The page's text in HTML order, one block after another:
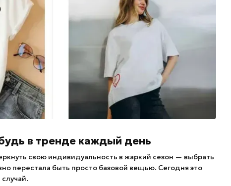
в тренде каждый день
свою индивидуальность в жаркий сезон — выбрать
перестала быть просто базовой вещью. Сегодня это